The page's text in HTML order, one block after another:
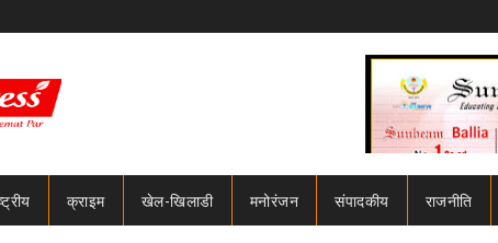
क्राइम खेल-खिलाडी मनोरंजन संपादकीय राजनीति